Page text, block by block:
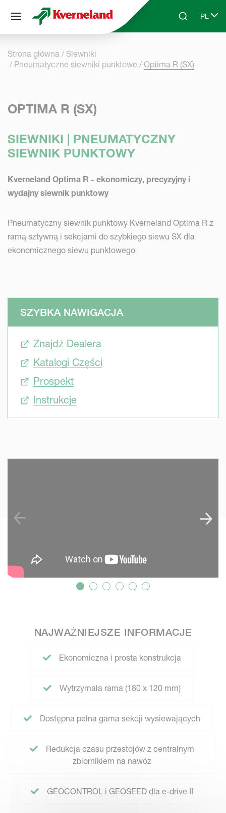
Skip to main contentSearchPL
Select
Strona główna
Siewniki
Pneumatyczne siewniki punktowe
Optima R (SX)
OPTIMA R (SX)
SIEWNIKI | PNEUMATYCZNY
SIEWNIK PUNKTOWY
Kverneland Optima R - ekonomiczy, precyzyjny i
wydajny siewnik punktowy
Pneumatyczny siewnik punktowy Kverneland Optima R z
ramą sztywną i sekcjami do szybkiego siewu SX dla
ekonomicznego siewu punktowego
SZYBKA NAWIGACJA
Znajdź Dealera
Katalogi Części
Prospekt
Instrukcje
NAJWAŻNIEJSZE INFORMACJE
Ekonomiczna i prosta konstrukcja
Wytrzymała rama (180 x 120 mm)
Dostępna pełna gama sekcji wysiewających
Redukcja czasu przestojów z centralnym
zbiornikiem na nawóz
GEOCONTROL i GEOSEED dla e-drive II
Panel zarządzania plikami cookies